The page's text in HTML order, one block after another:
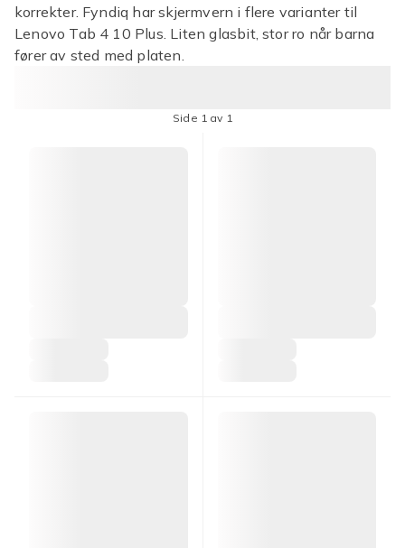
korrekter. Fyndiq har skjermvern i flere varianter til
Lenovo Tab 4 10 Plus. Liten glasbit, stor ro når barna
fører av sted med platen.
Side 1 av 1